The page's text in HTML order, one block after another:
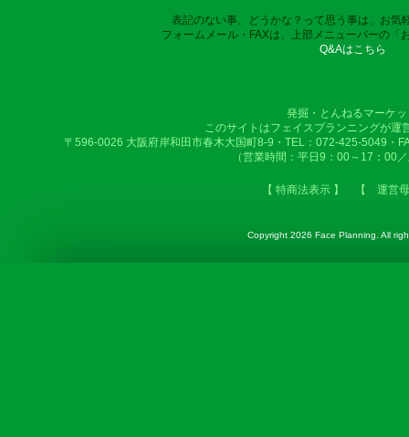
表記のない事、どうかな？って思う事は、お気
フォームメール・FAXは、上部メニューバーの「
Q&Aはこちら
発掘・とんねるマーケ
このサイトはフェイスプランニングが運
〒596-0026 大阪府岸和田市春木大国町8-9・TEL：072-425-5049・
（営業時間：平日9：00～17：00
【 特商法表示 】 【 運営
Copyright 2026 Face Planning. All